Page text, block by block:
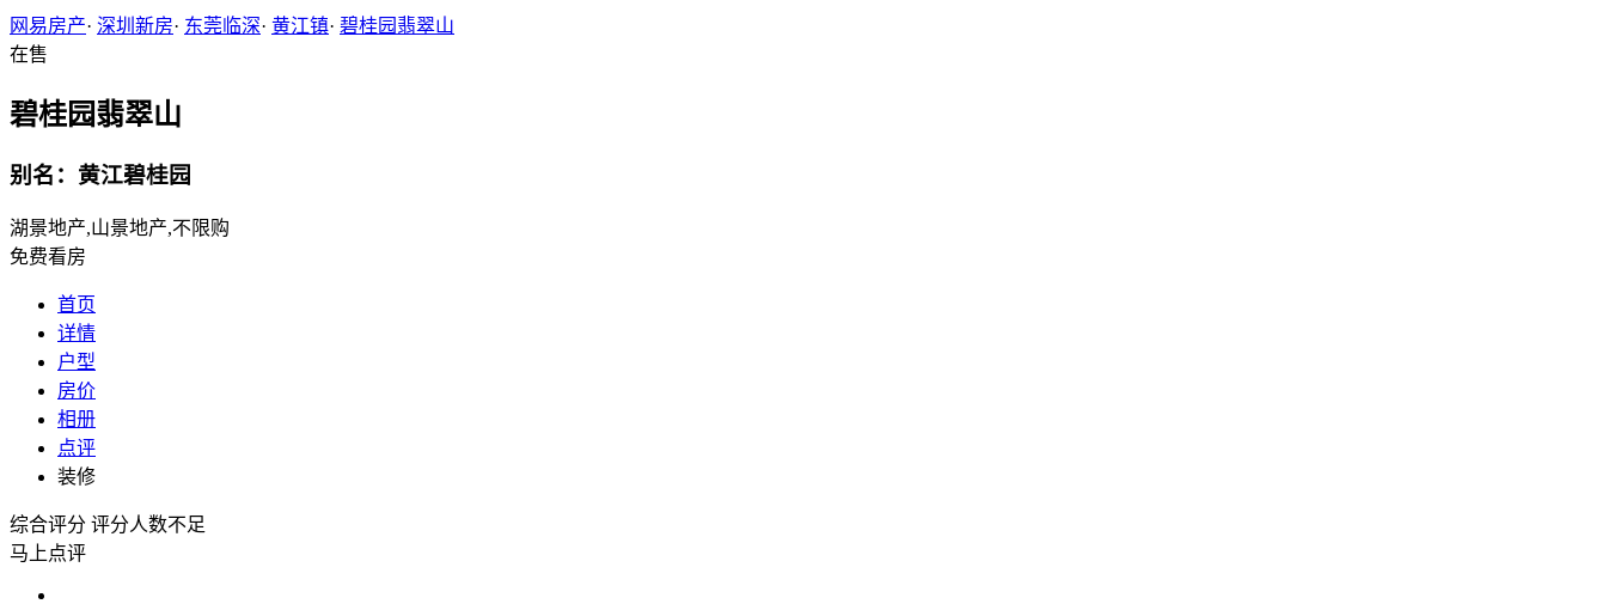
网易房产· 深圳新房· 东莞临深· 黄江镇· 碧桂园翡翠山
在售
碧桂园翡翠山
别名：黄江碧桂园
湖景地产,山景地产,不限购
免费看房
首页
详情
户型
房价
相册
点评
装修
综合评分 评分人数不足
马上点评